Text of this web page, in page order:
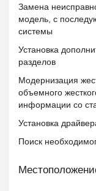
Замена
модель, с
системы
Установка
разделов
Модернизация
объемного
информации со
Установка
Поиск